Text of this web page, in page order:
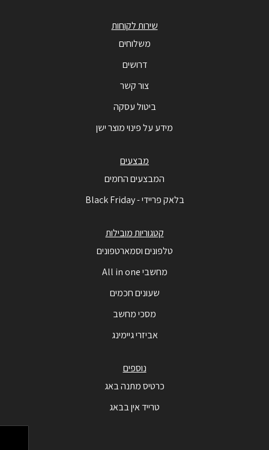
שירות לקוחות
משלוחים
דרושים
צור קשר
ביטול עסקה
מידע על פינוי מוצר ישן
מבצעים
המבצעים החמים
בלאק פריידי - Black Friday
קטגוריות מובילות
טלפונים וסמארטפונים
מחשבי All in one
שעונים חכמים
מסכי מחשב
אביזרי גיימינג
נוספים
כרטיס מתנה באג
טרייד אין בבאג